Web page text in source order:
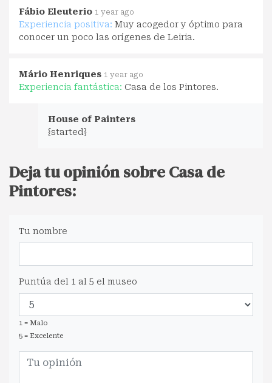
Fábio Eleuterio 1 year ago
Experiencia positiva: Muy acogedor y óptimo para
conocer un poco las orígenes de Leiria.
Mário Henriques 1 year ago
Experiencia fantástica: Casa de los Pintores.
House of Painters
{started}
Deja tu opinión sobre Casa de
Pintores:
Tu nombre
Puntúa del 1 al 5 el museo
1 = Malo
5 = Excelente